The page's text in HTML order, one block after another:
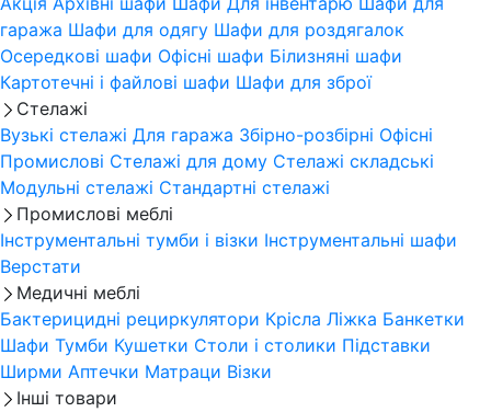
гаража Шафи для одягу Шафи для роздягалок
Осередкові шафи Офісні шафи Білизняні шафи
Картотечні і файлові шафи Шафи для зброї
Стелажі
Вузькі стелажі Для гаража Збірно-розбірні Офісні
Промислові Стелажі для дому Стелажі складські
Модульні стелажі Стандартні стелажі
Промислові меблі
Інструментальні тумби і візки Інструментальні шафи
Верстати
Медичні меблі
Бактерицидні рециркулятори Крісла Ліжка Банкетки
Шафи Тумби Кушетки Столи і столики Підставки
Ширми Аптечки Матраци Візки
Інші товари